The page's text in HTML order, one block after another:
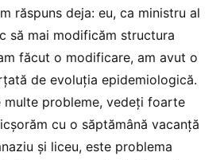
răspuns deja: eu, ca ministru al
să mai modificăm structura
făcut o modificare, am avut o
de evoluția epidemiologică.
probleme, vedeți foarte
cu o săptămână vacanță
și liceu, este problema